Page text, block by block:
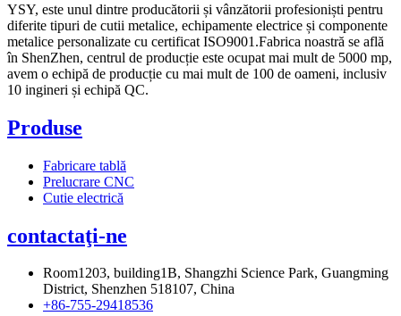
YSY, este unul dintre producătorii și vânzătorii profesioniști pentru
diferite tipuri de cutii metalice, echipamente electrice și componente
metalice personalizate cu certificat ISO9001.Fabrica noastră se află
în ShenZhen, centrul de producție este ocupat mai mult de 5000 mp,
avem o echipă de producție cu mai mult de 100 de oameni, inclusiv
10 ingineri și echipă QC.
Produse
Fabricare tablă
Prelucrare CNC
Cutie electrică
contactaţi-ne
Room1203, building1B, Shangzhi Science Park, Guangming
District, Shenzhen 518107, China
+86-755-29418536